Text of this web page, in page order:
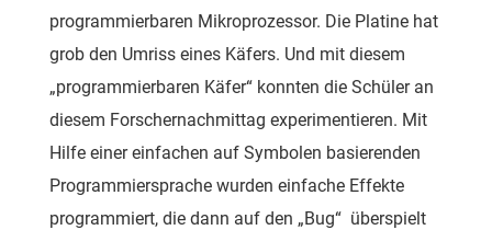
programmierbaren Mikroprozessor. Die Platine hat
grob den Umriss eines Käfers. Und mit diesem
„programmierbaren Käfer“ konnten die Schüler an
diesem Forschernachmittag experimentieren. Mit
Hilfe einer einfachen auf Symbolen basierenden
Programmiersprache wurden einfache Effekte
programmiert, die dann auf den „Bug“ überspielt